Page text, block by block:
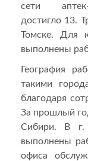
сети аптек-
достигло 13.
Томске. Для
выполнены
География
такими
благодаря
За прошлый
Сибири. В г.
выполнены
офиса